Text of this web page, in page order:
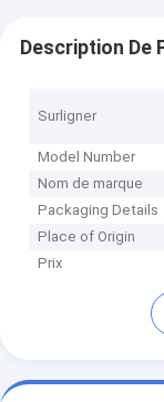
Description De
Surligner
Model Number
Nom de marque
Packaging Details
Place of Origin
Prix